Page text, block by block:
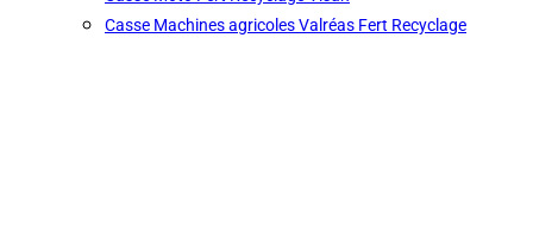
Casse Machines agricoles Valréas Fert Recyclage